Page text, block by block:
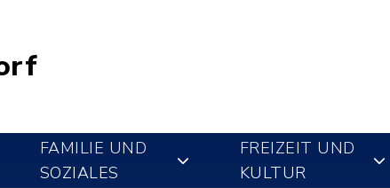
FAMILIE UND
SOZIALES
FREIZEIT UND
KULTUR